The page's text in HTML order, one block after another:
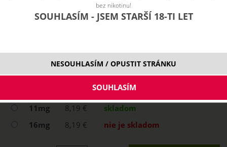
Vyberte variantu:
skladom
11mg
8,19 €
skladom
16mg
8,19 € nie je skladom
bez nikotinu!
SOUHLASÍM - JSEM STARŠÍ 18-TI LET
NESOUHLASÍM / OPUSTIT STRÁNKU